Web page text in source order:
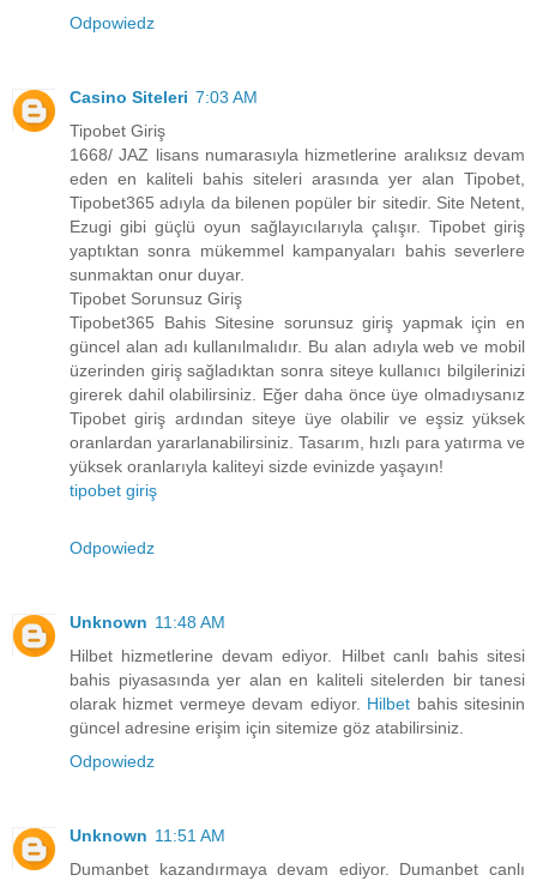
Odpowiedz
Casino Siteleri 7:03 AM
Tipobet Giriş
1668/ JAZ lisans numarasıyla hizmetlerine aralıksız devam
eden en kaliteli bahis siteleri arasında yer alan Tipobet,
Tipobet365 adıyla da bilenen popüler bir sitedir. Site Netent,
Ezugi gibi güçlü oyun sağlayıcılarıyla çalışır. Tipobet giriş
yaptıktan sonra mükemmel kampanyaları bahis severlere
sunmaktan onur duyar.
Tipobet Sorunsuz Giriş
Tipobet365 Bahis Sitesine sorunsuz giriş yapmak için en
güncel alan adı kullanılmalıdır. Bu alan adıyla web ve mobil
üzerinden giriş sağladıktan sonra siteye kullanıcı bilgilerinizi
girerek dahil olabilirsiniz. Eğer daha önce üye olmadıysanız
Tipobet giriş ardından siteye üye olabilir ve eşsiz yüksek
oranlardan yararlanabilirsiniz. Tasarım, hızlı para yatırma ve
yüksek oranlarıyla kaliteyi sizde evinizde yaşayın!
tipobet giriş
Odpowiedz
Unknown 11:48 AM
Hilbet hizmetlerine devam ediyor. Hilbet canlı bahis sitesi
bahis piyasasında yer alan en kaliteli sitelerden bir tanesi
olarak hizmet vermeye devam ediyor. Hilbet bahis sitesinin
güncel adresine erişim için sitemize göz atabilirsiniz.
Odpowiedz
Unknown 11:51 AM
Dumanbet kazandırmaya devam ediyor. Dumanbet canlı